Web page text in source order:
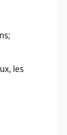
les